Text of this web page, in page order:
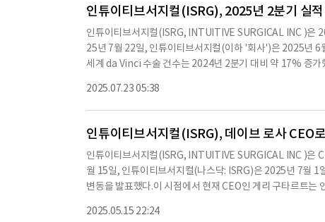
인한다.시스템 수익은 5억 7천5백만 달러로 28% 증가했으
이다.2025년 6월 30일 기준으로 인튜이티브서지컬의 다빈
에 비해 14% 증가했다.이온 시스템의 설치 대수는 약 905
생한 현금은 12억 9천7백만 달러로, 순이익 13억 6천7백만
의 현금이 사용되었기 때문이다.인튜이티브서지컬의 CEO
츠는 AI API를
인튜이티브서지컬(ISRG), 2025년 2분기 실
인튜이티브서지컬(ISRG, INTUITIVE SURGICAL INC )은
25년 7월 22일, 인튜이티브서지컬(이하 '회사')은 2025년 6
세계 da Vinci 수술 건수는 2024년 2분기 대비 약 17% 증
며, 이는 2024년 2분기의 70대에 비해 증가한 수치다.2025
대로, 2024년 6월 30일의 9,203대에 비해 14% 증가했다
달러에 비해 21% 증가했다.2025년 2분기 GAAP 기준 순
천7백만 달러, 희석주당 1.46달러에 비해 증가했다.비
달러로, 2024년 2분기의 6억 4천1백만 달러, 희석주당
해 유럽 인증을 획득했으며, 이는 성인 및 소아의 최소 침습
시스템에 대한 규제 승인을 받았다.2025년 2분기 총 매출
2025.07.23 05:38
인튜이티브서지컬(ISRG), 데이브 로사 CEO
인튜이티브서지컬(ISRG, INTUITIVE SURGICAL INC )은
월 15일, 인튜이티브서지컬(나스닥: ISRG)은 2025년 7월 1
변동을 발표했다.이 시점에서 현재 CEO인 게리 구타르트는
로 인튜이티브서지컬에 남게 된다.크레이그 바라트 이사회
2025.05.15 22:24